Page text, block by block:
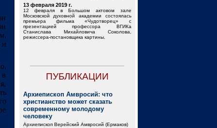
и
в
13 февраля 2019 г.
12 февраля в Большом актовом зале
Московской духовной академии состоялась
премьера фильма «Чудотворец» с
презентацией профессора ВГИКа
Станислава Михайловича Соколова,
режиссера-постановщика картины.
ПУБЛИКАЦИИ
Архиепископ Амвросий: что
христианство может сказать
современному молодому
человеку
Архиепископ Верейский Амвросий (Ермаков)